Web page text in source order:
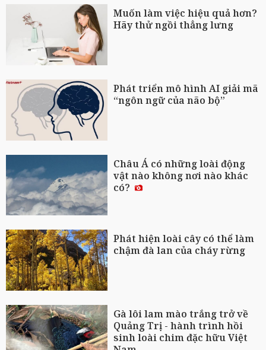
Muốn làm việc hiệu quả hơn?
Hãy thử ngồi thẳng lưng
Phát triển mô hình AI giải mã
“ngôn ngữ của não bộ”
Châu Á có những loài động
vật nào không nơi nào khác
có?
Phát hiện loài cây có thể làm
chậm đà lan của cháy rừng
Gà lôi lam mào trắng trở về
Quảng Trị - hành trình hồi
sinh loài chim đặc hữu Việt